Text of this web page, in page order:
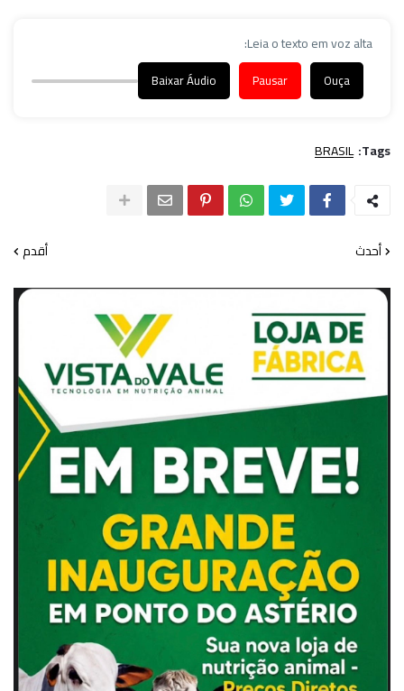
Leia o texto em voz alta:
Ouça
Pausar
Baixar Áudio
Tags:
BRASIL
أحدث أقدم